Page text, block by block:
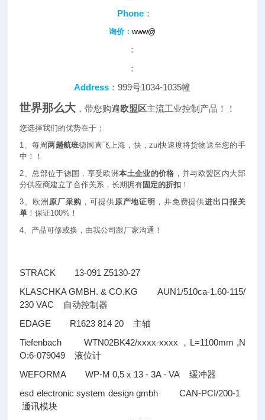
Phone：
询价：www@
：
：
Address ：999号1034-1035幢
世界那么大 ，带您购遍欧盟区主流工业控制产品！！
您选择我们的优势在于：
1、每周两趟航班德国直飞上海，快，zui快速度将货物送至您的手
中！！
2、总部位于德国，享受欧洲本土企业的价格 ，并与欧盟区内大部
分供应商建立了合作关系，长期拥有固定的折扣 ！
3、欧洲 原厂采购 ，可提供原产地证明 ，并免费提供进出口报关
单 ！保证100%！
4、产品可修或换，由我公司跟厂家沟通！
STRACK 13-091 Z5130-27
KLASCHKA GMBH. & CO.KG AUN1/510ca-1.60-115/
230 VAC
自动控制器
EDAGE R1623 814 20 主轴
Tiefenbach WTN02BK42/xxxx-xxxx ， L=1100mm ,N
O:6-079049液位计
WEFORMA WP-M 0,5 x 13 - 3A - VA缓冲器
esd electronic system design gmbh CAN-PCI/200-1
通讯模块